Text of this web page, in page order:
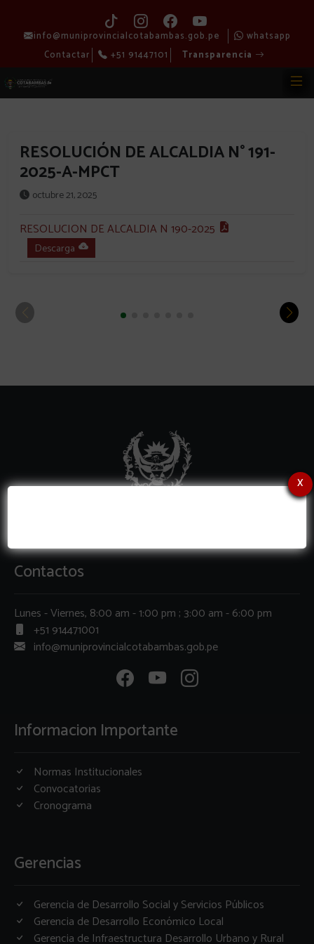
info@muniprovincialcotabambas.gob.pe
whatsapp
Contactar
+51 91447101 Transparencia
RESOLUCIÓN DE ALCALDIA N° 191-
2025-A-MPCT
octubre 21, 2025
RESOLUCION DE ALCALDIA N 190-2025
Descarga
x
Contactos
Lunes - Viernes, 8:00 am - 1:00 pm ; 3:00 am - 6:00 pm
+51 914471001
info@muniprovincialcotabambas.gob.pe
Informacion Importante
Normas Institucionales
Convocatorias
Cronograma
Gerencias
Gerencia de Desarrollo Social y Servicios Públicos
Gerencia de Desarrollo Económico Local
Gerencia de Infraestructura Desarrollo Urbano y Rural